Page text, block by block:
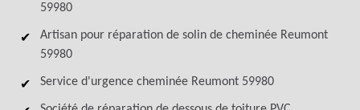
59980
Artisan pour réparation de solin de cheminée Reumont
59980
Service d'urgence cheminée Reumont 59980